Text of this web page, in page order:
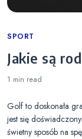
Categories
SPORT
Jakie są
1 min read
Golf to doskonała
jest się
świetny sposób na